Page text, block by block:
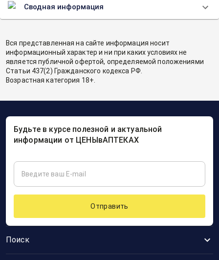
Сводная информация
Вся представленная на сайте информация носит
информационный характер и ни при каких условиях не
является публичной офертой, определяемой положениями
Статьи 437(2) Гражданского кодекса РФ.
Возрастная категория 18+.
Поиск
Будьте в курсе полезной и актуальной
информации от ЦЕНЫвАПТЕКАХ
Отправить